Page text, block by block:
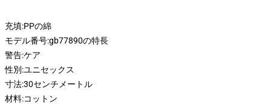
充填:PPの綿
モデル番号:gb77890の特長
警告:ケア
性別:ユニセックス
寸法:30センチメートル
材料:コットン